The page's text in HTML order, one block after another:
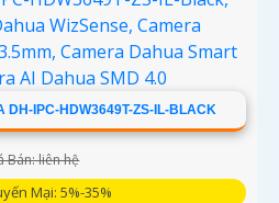
DH-IPC-HDW3649T-ZS-IL-BLACK
Bán: liên hệ
Mại: 5%-35%